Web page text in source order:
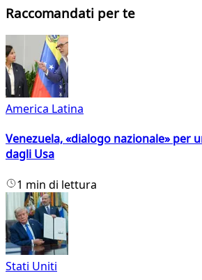
Raccomandati per te
America Latina
Venezuela, «dialogo nazionale» per
dagli Usa
1 min di lettura
Stati Uniti